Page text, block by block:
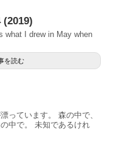
what I drew in May when
を読む
っています。 森の中で、
中で。 未知であるけれ